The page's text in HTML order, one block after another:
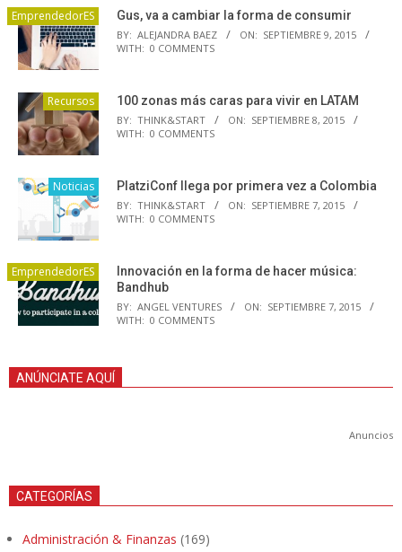
EmprendedorES Gus, va a cambiar la forma de consumir
BY: ALEJANDRA BAEZ ON: SEPTIEMBRE 9, 2015
WITH: 0 COMMENTS
Recursos 100 zonas más caras para vivir en LATAM
BY: THINK&START ON: SEPTIEMBRE 8, 2015
WITH: 0 COMMENTS
Noticias PlatziConf llega por primera vez a Colombia
BY: THINK&START ON: SEPTIEMBRE 7, 2015
WITH: 0 COMMENTS
EmprendedorES
Innovación en la forma de hacer música:
Bandhub
BY: ANGEL VENTURES ON: SEPTIEMBRE 7, 2015
WITH: 0 COMMENTS
ANÚNCIATE AQUÍ
Anuncios
CATEGORÍAS
Administración & Finanzas (169)